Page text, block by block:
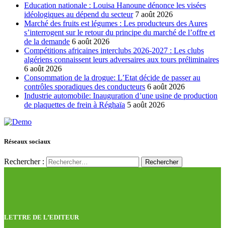
Education nationale : Louisa Hanoune dénonce les visées
idéologiques au dépend du secteur 7 août 2026
Marché des fruits est légumes : Les producteurs des Aures
s’interrogent sur le retour du principe du marché de l’offre et
de la demande 6 août 2026
Compétitions africaines interclubs 2026-2027 : Les clubs
algériens connaissent leurs adversaires aux tours préliminaires
6 août 2026
Consommation de la drogue: L’Etat décide de passer au
contrôles sporadiques des conducteurs 6 août 2026
Industrie automobile: Inauguration d’une usine de production
de plaquettes de frein à Réghaïa 5 août 2026
Réseaux sociaux
Rechercher :
LETTRE DE L’EDITEUR